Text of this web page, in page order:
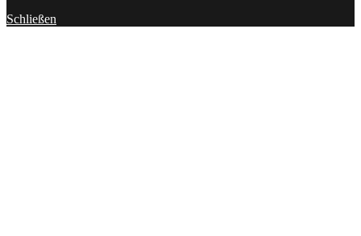
Schließen